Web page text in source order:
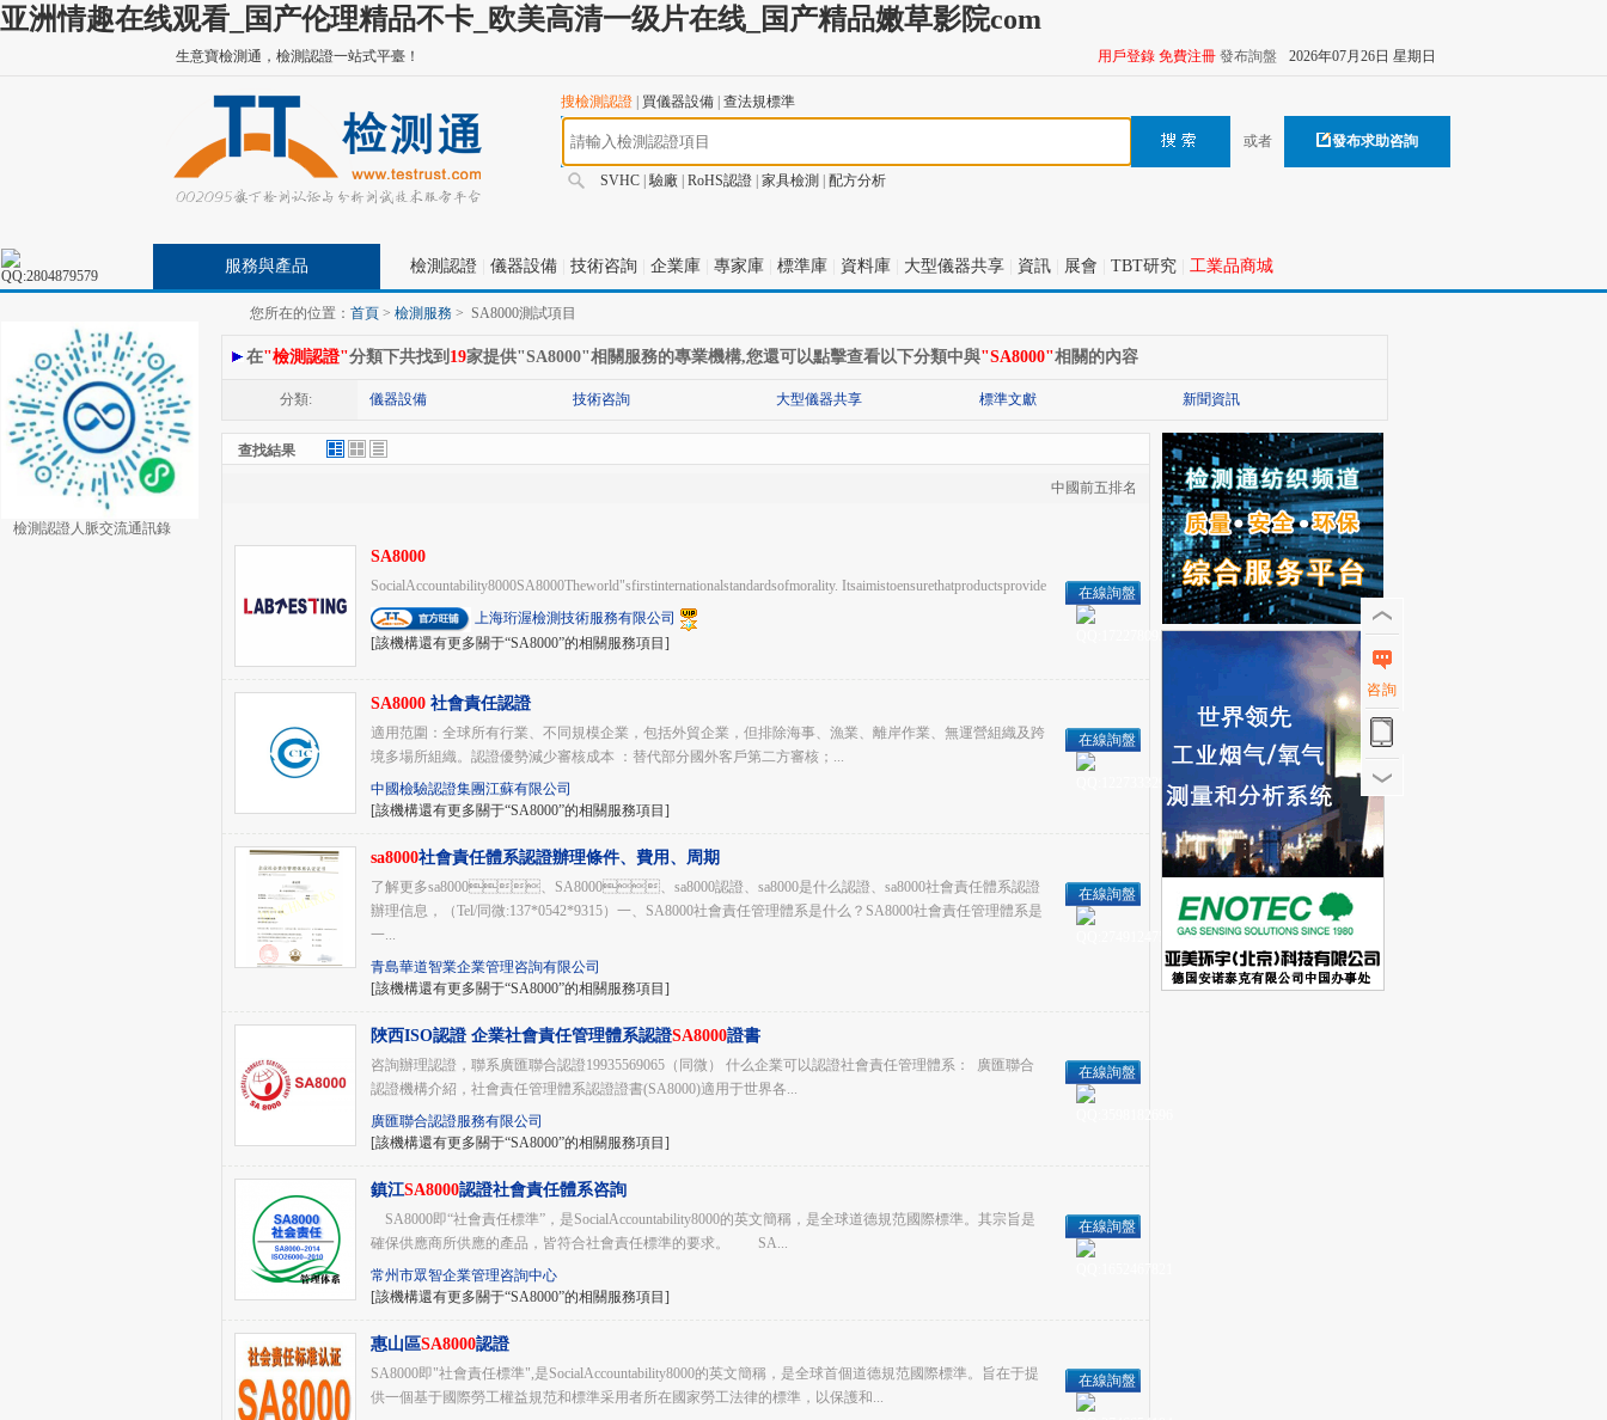
亚洲情趣在线观看_国产伦理精品不卡_欧美高清一级片在线_国产精品嫩草影院com
用戶登錄 免費注冊 發布詢盤 2026年07月26日 星期日
生意寶檢測通，檢測認證一站式平臺！
搜檢測認證 買儀器設備 查法規標準
或者 發布求助咨詢
SVHC 驗廠 RoHS認證 家具檢測 配方分析
服務與產品 檢測認證 儀器設備 技術咨詢 企業庫 專家庫 標準庫 資料庫 大型儀器共享 資訊 展會 TBT研究 工業品商城
您所在的位置： 首頁 > 檢測服務 > SA8000測試項目
在"檢測認證"分類下共找到 19家提供"SA8000"相關服務的專業機構,您還可以點擊查看以下分類中與"SA8000"相關的內容
分類: 儀器設備 技術咨詢 大型儀器共享 標準文獻 新聞資訊
查找結果
中國前五排名
SA8000
SocialAccountability8000SA8000Theworld"sfirstinternationalstandardsofmorality. Itsaimistoensurethatproductsprovidedbysuppliers meetsocialrespons...
上海珩渥檢測技術服務有限公司
[該機構還有更多關于“SA8000”的相關服務項目]
在線詢盤
SA8000 社會責任認證
適用范圍：全球所有行業、不同規模企業，包括外貿企業，但排除海事、漁業、離岸作業、無運營組織及跨
境多場所組織。認證優勢減少審核成本 ：替代部分國外客戶第二方審核；...
中國檢驗認證集團江蘇有限公司
[該機構還有更多關于“SA8000”的相關服務項目]
在線詢盤
sa8000社會責任體系認證辦理條件、費用、周期
了解更多sa8000、SA8000、sa8000認證、sa8000是什么認證、sa8000社會責任體系認證
辦理信息，（Tel/同微:137*0542*9315）一、SA8000社會責任管理體系是什么？SA8000社會責任管理體系是
一...
青島華道智業企業管理咨詢有限公司
[該機構還有更多關于“SA8000”的相關服務項目]
在線詢盤
陜西ISO認證 企業社會責任管理體系認證SA8000證書
咨詢辦理認證，聯系廣匯聯合認證19935569065（同微） 什么企業可以認證社會責任管理體系： 廣匯聯合
認證機構介紹，社會責任管理體系認證證書(SA8000)適用于世界各...
廣匯聯合認證服務有限公司
[該機構還有更多關于“SA8000”的相關服務項目]
在線詢盤
鎮江SA8000認證社會責任體系咨詢
SA8000即“社會責任標準”，是SocialAccountability8000的英文簡稱，是全球道德規范國際標準。其宗旨是
確保供應商所供應的產品，皆符合社會責任標準的要求。 SA...
常州市眾智企業管理咨詢中心
[該機構還有更多關于“SA8000”的相關服務項目]
在線詢盤
惠山區SA8000認證
SA8000即"社會責任標準",是SocialAccountability8000的英文簡稱，是全球首個道德規范國際標準。旨在于提
供一個基于國際勞工權益規范和標準采用者所在國家勞工法律的標準，以保護和...
在線詢盤
咨詢
檢測認證人脈交流通訊錄